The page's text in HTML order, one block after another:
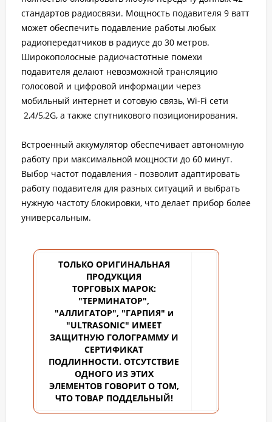
стандартов радиосвязи. Мощность подавителя 9 ватт
может обеспечить подавление работы любых
радиопередатчиков в радиусе до 30 метров.
Широкополосные радиочастотные помехи
подавителя делают невозможной трансляцию
голосовой и цифровой информации через
мобильный интернет и сотовую связь, Wi-Fi сети
2,4/5,2G, а также спутникового позиционирования.
Встроенный аккумулятор обеспечивает автономную
работу при максимальной мощности до 60 минут.
Выбор частот подавления - позволит адаптировать
работу подавителя для разных ситуаций и выбрать
нужную частоту блокировки, что делает прибор более
универсальным.
ТОЛЬКО ОРИГИНАЛЬНАЯ
ПРОДУКЦИЯ
ТОРГОВЫХМАРОК:
"ТЕРМИНАТОР",
"АЛЛИГАТОР", "ГАРПИЯ" и
"ULTRASONIC" ИМЕЕТ
ЗАЩИТНУЮ ГОЛОГРАММУ И
СЕРТИФИКАТ
ПОДЛИННОСТИ. ОТСУТСТВИЕ
ОДНОГО ИЗ ЭТИХ
ЭЛЕМЕНТОВ ГОВОРИТ О ТОМ,
ЧТО ТОВАР ПОДДЕЛЬНЫЙ!